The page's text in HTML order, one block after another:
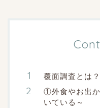
覆面調査とは？
①外食やお出
いている～